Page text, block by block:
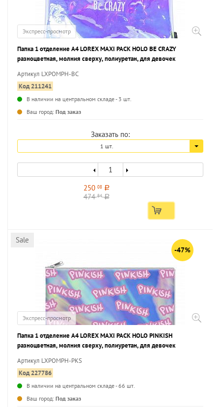
Экспресс-просмотр
Папка 1 отделение А4 LOREX MAXI PACK HOLO BE CRAZY
разноцветная, молния сверху, полиуретан, для девочек
Артикул LXPOMPH-BC
Код 211241
В наличии на центральном складе - 3 шт.
Ваш город: Под заказ
Заказать по:
1 шт.
250 08 a
47484 a
Sale
-47%
Экспресс-просмотр
Папка 1 отделение А4 LOREX MAXI PACK HOLO PINKISH
разноцветная, молния сверху, полиуретан, для девочек
Артикул LXPOMPH-PKS
Код 227786
В наличии на центральном складе - 66 шт.
Ваш город: Под заказ